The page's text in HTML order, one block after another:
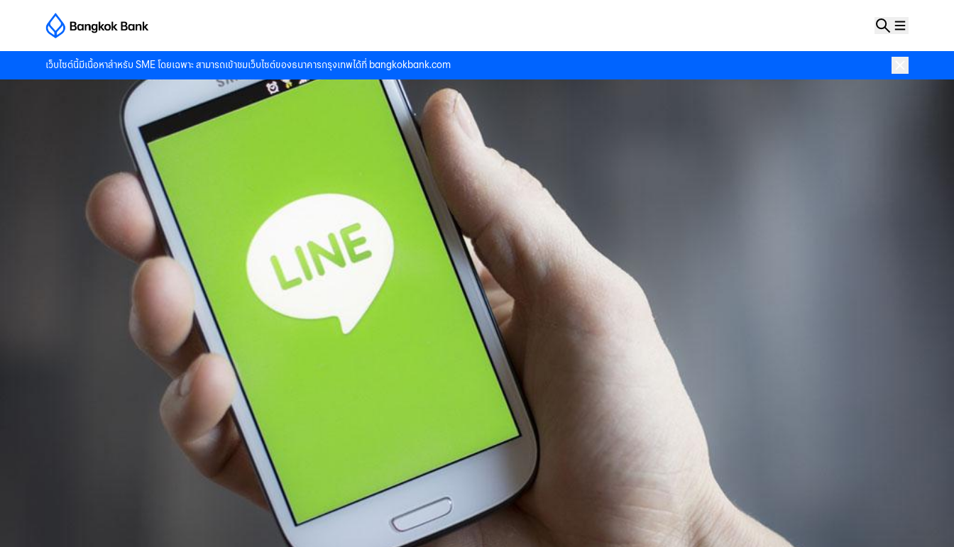
เว็บไซต์นี้มีเนื้อหาสำหรับ SME โดยเฉพาะ สามารถเข้าชมเว็บไซต์ของธนาคารกรุงเทพได้ที่ bangkokbank.com